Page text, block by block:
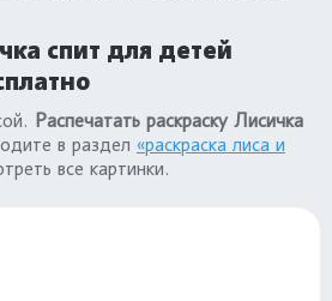
спит для детей
Распечатать раскраску Лисичка
в раздел «раскраска лиса и
все картинки.